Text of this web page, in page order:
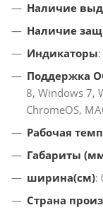
Наличие
Наличие
Индикаторы
Поддержка
8, Windows 7,
ChromeOS,
Рабочая
Габариты
ширина(см):
Страна